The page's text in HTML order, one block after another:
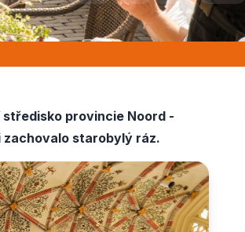
středisko provincie Noord -
zachovalo starobylý ráz.